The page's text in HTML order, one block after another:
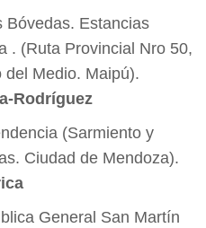
Bóvedas. Estancias
. (Ruta Provincial Nro 50,
Medio. Maipú).
Rodríguez
(Sarmiento y
Ciudad de Mendoza).
General San Martín